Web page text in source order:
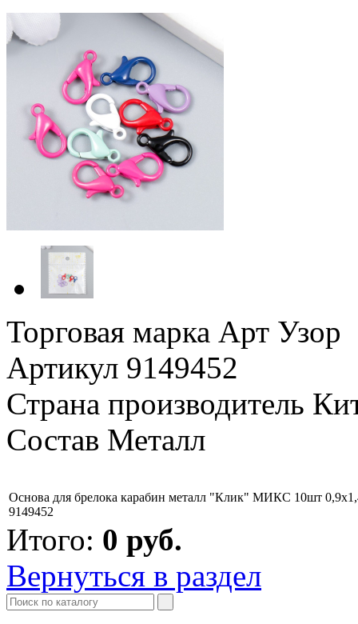
Торговая марка Арт Узор
Артикул 9149452
Страна производитель
Состав Металл
Основа для брелока карабин металл "Клик" МИКС 10шт
9149452
Итого: 0 руб.
Вернуться в раздел